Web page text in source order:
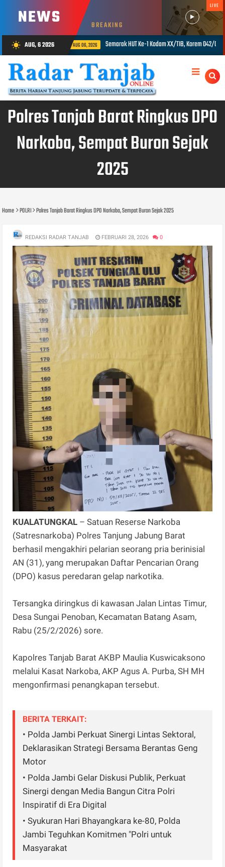
NEWS BREAKING
LIVE
wb_sunny AUG, 6 2026
Ke-1 Kodam XX/TIB, Korem 042/Gapu Gelar Tenis, Voli dan Tarik Tambang AUG 06,
Polres Tanjab Barat Ringkus DPO
Narkoba, Sempat Buron Sejak
2025
Home POLRI Polres Tanjab Barat Ringkus DPO Narkoba, Sempat Buron Sejak 2025
REDAKSI RADAR TANJAB FEBRUARI 28, 2026 0
KUALATUNGKAL – Satuan Reserse Narkoba
(Satresnarkoba) Polres Tanjung Jabung Barat
berhasil mengakhiri pelarian seorang pria berinisial
AN (31), yang merupakan Daftar Pencarian Orang
(DPO) kasus peredaran gelap narkotika.
Tersangka diringkus di kawasan Jalan Lintas Timur,
Desa Sungai Penoban, Kecamatan Batang Asam,
Rabu (25/2/2026) sore.
Kapolres Tanjab Barat AKBP Maulia Kuswicaksono
melalui Kasat Narkoba, AKP Agus A. Purba, SH MH
mengonfirmasi penangkapan tersebut.
BERITA TERKAIT:
• Polda Jambi Perkuat Sinergi Lintas Sektoral,
Deklarasikan Strategi Bersama Berantas Geng
Motor
• Polda Jambi Gelar Diskusi Publik, Perkuat
Sinergi dengan Media Bangun Citra Polri
Inspiratif di Era Digital
• Syukuran Hari Bhayangkara ke-80, Polda
Jambi Teguhkan Komitmen "Polri untuk
Masyarakat